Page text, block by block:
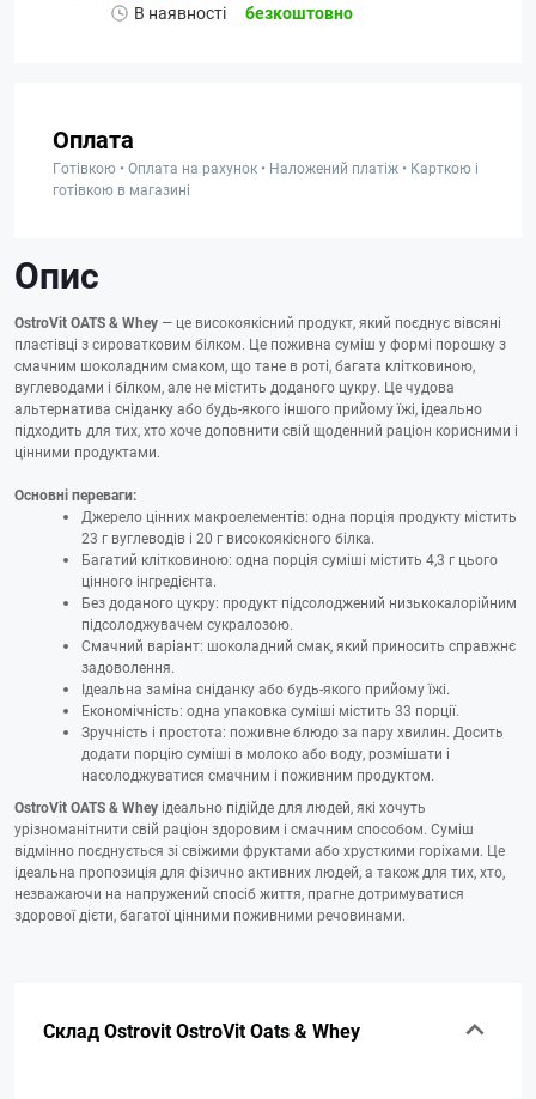
В наявності безкоштовно
Оплата
Готівкою • Оплата на рахунок • Наложений платіж • Карткою і
готівкою в магазині
Опис
OstroVit OATS & Whey — це високоякісний продукт, який поєднує вівсяні
пластівці з сироватковим білком. Це поживна суміш у формі порошку з
смачним шоколадним смаком, що тане в роті, багата клітковиною,
вуглеводами і білком, але не містить доданого цукру. Це чудова
альтернатива сніданку або будь-якого іншого прийому їжі, ідеально
підходить для тих, хто хоче доповнити свій щоденний раціон корисними і
цінними продуктами.
Основні переваги:
Джерело цінних макроелементів: одна порція продукту містить
23 г вуглеводів і 20 г високоякісного білка.
Багатий клітковиною: одна порція суміші містить 4,3 г цього
цінного інгредієнта.
Без доданого цукру: продукт підсолоджений низькокалорійним
підсолоджувачем сукралозою.
Смачний варіант: шоколадний смак, який приносить справжнє
задоволення.
Ідеальна заміна сніданку або будь-якого прийому їжі.
Економічність: одна упаковка суміші містить 33 порції.
Зручність і простота: поживне блюдо за пару хвилин. Досить
додати порцію суміші в молоко або воду, розмішати і
насолоджуватися смачним і поживним продуктом.
OstroVit OATS & Whey ідеально підійде для людей, які хочуть
урізноманітнити свій раціон здоровим і смачним способом. Суміш
відмінно поєднується зі свіжими фруктами або хрусткими горіхами. Це
ідеальна пропозиція для фізично активних людей, а також для тих, хто,
незважаючи на напружений спосіб життя, прагне дотримуватися
здорової дієти, багатої цінними поживними речовинами.
Склад Ostrovit OstroVit Oats & Whey